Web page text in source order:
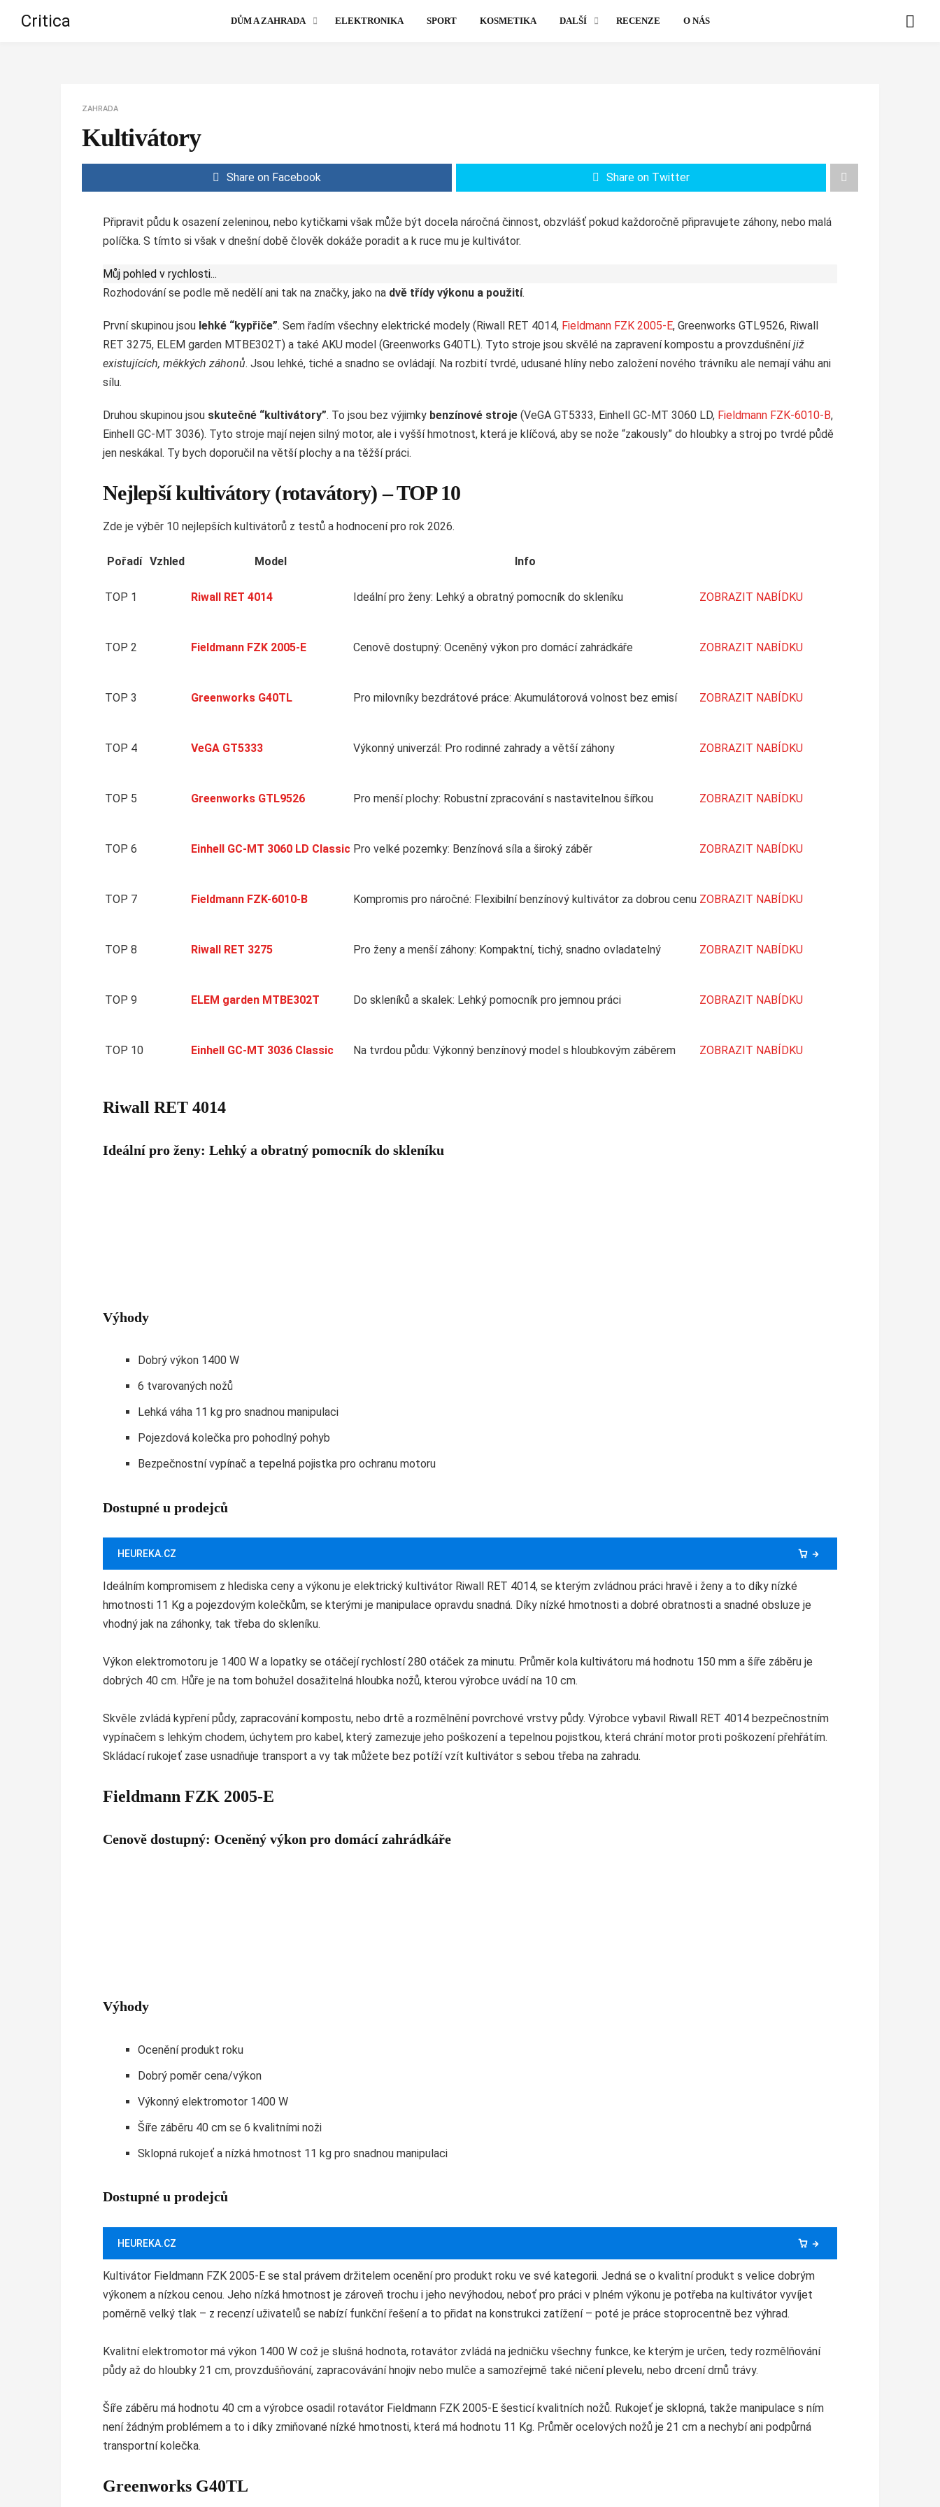
Critica DŮM A ZAHRADA ELEKTRONIKA SPORT KOSMETIKA DALŠÍ RECENZE O NÁS
ZAHRADA
Kultivátory
Share on Facebook Share on Twitter
Připravit půdu k osazení zeleninou, nebo kytičkami však může být docela náročná činnost, obzvlášť pokud každoročně připravujete záhony, nebo malá
políčka. S tímto si však v dnešní době člověk dokáže poradit a k ruce mu je kultivátor.
Můj pohled v rychlosti...
Rozhodování se podle mě nedělí ani tak na značky, jako na dvě třídy výkonu a použití.
První skupinou jsou lehké “kypřiče”. Sem řadím všechny elektrické modely (Riwall RET 4014, Fieldmann FZK 2005-E, Greenworks GTL9526, Riwall
RET 3275, ELEM garden MTBE302T) a také AKU model (Greenworks G40TL). Tyto stroje jsou skvělé na zapravení kompostu a provzdušněníjiž
existujících, měkkých záhonů. Jsou lehké, tiché a snadno se ovládají. Na rozbití tvrdé, udusané hlíny nebo založení nového trávníku ale nemají váhu ani
sílu.
Druhou skupinou jsou skutečné “kultivátory”. To jsou bez výjimky benzínové stroje (VeGA GT5333, Einhell GC-MT 3060 LD, Fieldmann FZK-6010-B,
Einhell GC-MT 3036). Tyto stroje mají nejen silný motor, ale i vyšší hmotnost, která je klíčová, aby se nože “zakously” do hloubky a stroj po tvrdé půdě
jen neskákal. Ty bych doporučil na větší plochy a na těžší práci.
Nejlepší kultivátory (rotavátory) – TOP 10
Zde je výběr 10 nejlepších kultivátorů z testů a hodnocení pro rok 2026.
Pořadí Vzhled Model Info
TOP 1 Riwall RET 4014 Ideální pro ženy: Lehký a obratný pomocník do skleníku ZOBRAZIT NABÍDKU
TOP 2 Fieldmann FZK 2005-E Cenově dostupný: Oceněný výkon pro domácí zahrádkáře ZOBRAZIT NABÍDKU
TOP 3 Greenworks G40TL Pro milovníky bezdrátové práce: Akumulátorová volnost bez emisí ZOBRAZIT NABÍDKU
TOP 4 VeGA GT5333 Výkonný univerzál: Pro rodinné zahrady a větší záhony ZOBRAZIT NABÍDKU
TOP 5 Greenworks GTL9526 Pro menší plochy: Robustní zpracování s nastavitelnou šířkou ZOBRAZIT NABÍDKU
TOP 6 Einhell GC-MT 3060 LD Classic Pro velké pozemky: Benzínová síla a široký záběr ZOBRAZIT NABÍDKU
TOP 7 Fieldmann FZK-6010-B Kompromis pro náročné: Flexibilní benzínový kultivátor za dobrou cenu ZOBRAZIT NABÍDKU
TOP 8 Riwall RET 3275 Pro ženy a menší záhony: Kompaktní, tichý, snadno ovladatelný ZOBRAZIT NABÍDKU
TOP 9 ELEM garden MTBE302T Do skleníků a skalek: Lehký pomocník pro jemnou práci ZOBRAZIT NABÍDKU
TOP 10 Einhell GC-MT 3036 Classic Na tvrdou půdu: Výkonný benzínový model s hloubkovým záběrem ZOBRAZIT NABÍDKU
Riwall RET 4014
Ideální pro ženy: Lehký a obratný pomocník do skleníku
Výhody
Dobrý výkon 1400 W
6 tvarovaných nožů
Lehká váha 11 kg pro snadnou manipulaci
Pojezdová kolečka pro pohodlný pohyb
Bezpečnostní vypínač a tepelná pojistka pro ochranu motoru
Dostupné u prodejců
HEUREKA.CZ
Ideálním kompromisem z hlediska ceny a výkonu je elektrický kultivátor Riwall RET 4014, se kterým zvládnou práci hravě i ženy a to díky nízké
hmotnosti 11 Kg a pojezdovým kolečkům, se kterými je manipulace opravdu snadná. Díky nízké hmotnosti a dobré obratnosti a snadné obsluze je
vhodný jak na záhonky, tak třeba do skleníku.
Výkon elektromotoru je 1400 W a lopatky se otáčejí rychlostí 280 otáček za minutu. Průměr kola kultivátoru má hodnotu 150 mm a šíře záběru je
dobrých 40 cm. Hůře je na tom bohužel dosažitelná hloubka nožů, kterou výrobce uvádí na 10 cm.
Skvěle zvládá kypření půdy, zapracování kompostu, nebo drtě a rozmělnění povrchové vrstvy půdy. Výrobce vybavil Riwall RET 4014 bezpečnostním
vypínačem s lehkým chodem, úchytem pro kabel, který zamezuje jeho poškození a tepelnou pojistkou, která chrání motor proti poškození přehřátím.
Skládací rukojeť zase usnadňuje transport a vy tak můžete bez potíží vzít kultivátor s sebou třeba na zahradu.
Fieldmann FZK 2005-E
Cenově dostupný: Oceněný výkon pro domácí zahrádkáře
Výhody
Ocenění produkt roku
Dobrý poměr cena/výkon
Výkonný elektromotor 1400 W
Šíře záběru 40 cm se 6 kvalitními noži
Sklopná rukojeť a nízká hmotnost 11 kg pro snadnou manipulaci
Dostupné u prodejců
HEUREKA.CZ
Kultivátor Fieldmann FZK 2005-E se stal právem držitelem ocenění pro produkt roku ve své kategorii. Jedná se o kvalitní produkt s velice dobrým
výkonem a nízkou cenou. Jeho nízká hmotnost je zároveň trochu i jeho nevýhodou, neboť pro práci v plném výkonu je potřeba na kultivátor vyvíjet
poměrně velký tlak – z recenzí uživatelů se nabízí funkční řešení a to přidat na konstrukci zatížení – poté je práce stoprocentně bez výhrad.
Kvalitní elektromotor má výkon 1400 W což je slušná hodnota, rotavátor zvládá na jedničku všechny funkce, ke kterým je určen, tedy rozmělňování
půdy až do hloubky 21 cm, provzdušňování, zapracovávání hnojiv nebo mulče a samozřejmě také ničení plevelu, nebo drcení drnů trávy.
Šíře záběru má hodnotu 40 cm a výrobce osadil rotavátor Fieldmann FZK 2005-E šesticí kvalitních nožů. Rukojeť je sklopná, takže manipulace s ním
není žádným problémem a to i díky zmiňované nízké hmotnosti, která má hodnotu 11 Kg. Průměr ocelových nožů je 21 cm a nechybí ani podpůrná
transportní kolečka.
Greenworks G40TL